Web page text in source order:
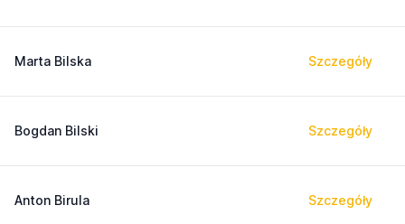
Marta Bilska Szczegóły
Bogdan Bilski Szczegóły
Anton Birula Szczegóły